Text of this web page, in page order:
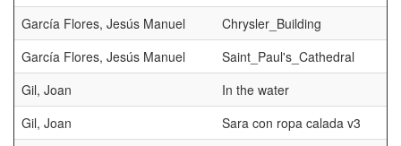
García Flores, Jesús Manuel
Chrysler_Building
García Flores, Jesús Manuel
Saint_Paul's_Cathedral
Gil, Joan
In the water
Gil, Joan
Sara con ropa calada v3